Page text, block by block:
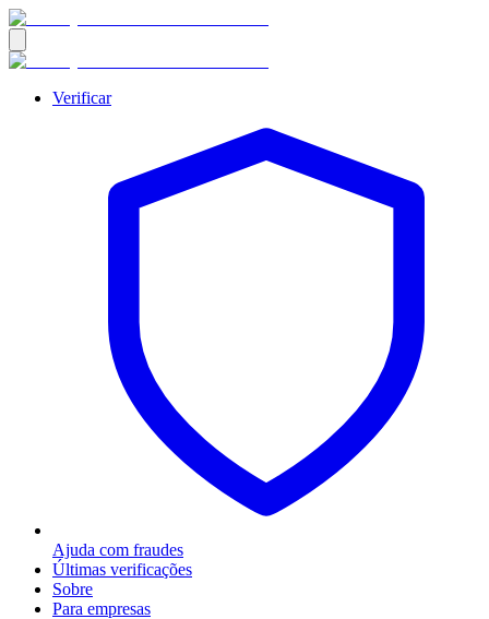
Verificar
Ajuda com fraudes
Últimas verificações
Sobre
Para empresas